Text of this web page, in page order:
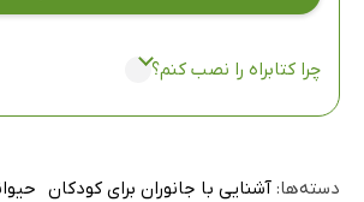
چرا کتابراه را نصب کنم؟
دسته‌ها: آشنایی با جانوران برای کودکان